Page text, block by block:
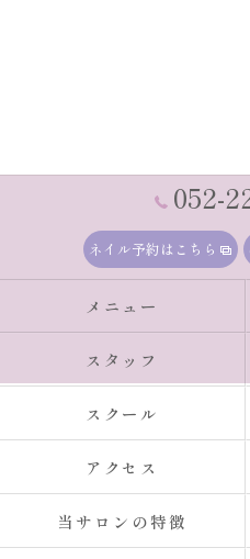
052-
ネイル予約はこちら
メニュー
スタッフ
スクール
アクセス
当サロンの特徴